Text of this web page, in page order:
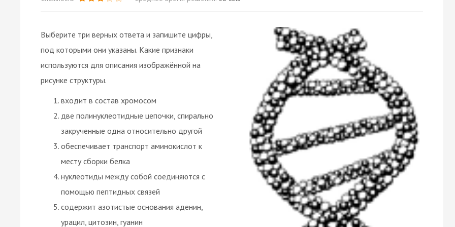
Выберите три верных ответа и запишите цифры,
под которыми они указаны. Какие признаки
используются для описания изображённой на
рисунке структуры.
входит в состав хромосом
две полинуклеотидные цепочки, спирально
закрученные одна относительно другой
обеспечивает транспорт аминокислот к
месту сборки белка
нуклеотиды между собой соединяются с
помощью пептидных связей
содержит азотистые основания аденин,
урацил, цитозин, гуанин